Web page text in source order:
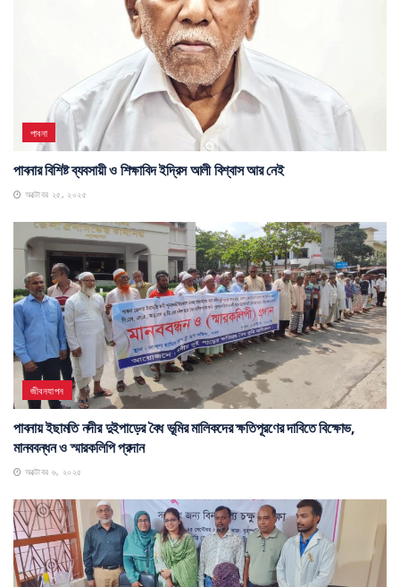
পাবনা
পাবনার বিশিষ্ট ব্যবসায়ী ও শিক্ষাবিদ ইদ্রিস আলী বিশ্বাস আর নেই
অক্টোবর ২৫, ২০২৫
জীবনযাপন
পাবনায় ইছামতি নদীর দুইপাড়ের বৈধ ভূমির মালিকদের ক্ষতিপূরণের দাবিতে বিক্ষোভ,
মানববন্ধন ও স্মারকলিপি প্রদান
অক্টোবর ৬, ২০২৫